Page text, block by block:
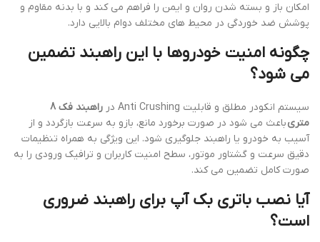
امکان باز و بسته شدن روان و ایمن را فراهم می کند و با بدنه مقاوم و
پوشش ضد خوردگی در محیط های مختلف دوام بالایی دارد.
چگونه امنیت خودروها با این راهبند تضمین
می شود؟
سیستم انکودر مطلق و قابلیت Anti Crushing در
راهبند فک 8
متریباعث می شود در صورت برخورد مانع، بازو به سرعت بازگردد و از
آسیب به خودرو یا راهبند جلوگیری شود. این ویژگی به همراه تنظیمات
دقیق سرعت و گشتاور موتور، سطح امنیت کاربران و ترافیک ورودی را به
صورت کامل تضمین می کند.
آیا نصب باتری بک آپ برای راهبند ضروری
است؟